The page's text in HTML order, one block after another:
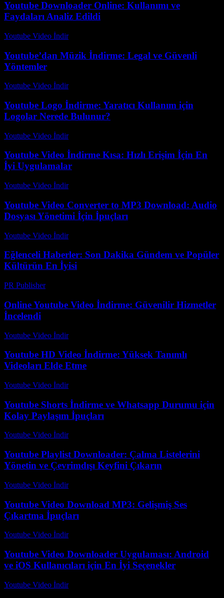
Youtube Downloader Online: Kullanımı ve
Faydaları Analiz Edildi
Youtube Video İndir-
Youtube’dan Müzik İndirme: Legal ve Güvenli
Yöntemler
Youtube Video İndir-
Youtube Logo İndirme: Yaratıcı Kullanım için
Logolar Nerede Bulunur?
Youtube Video İndir-
Youtube Video İndirme Kısa: Hızlı Erişim İçin En
İyi Uygulamalar
Youtube Video İndir-
Youtube Video Converter to MP3 Download: Audio
Dosyası Yönetimi İçin İpuçları
Youtube Video İndir-
Eğlenceli Haberler: Son Dakika Gündem ve Popüler
Kültürün En İyisi
PR Publisher-
Online Youtube Video İndirme: Güvenilir Hizmetler
İncelendi
Youtube Video İndir-
Youtube HD Video İndirme: Yüksek Tanımlı
Videoları Elde Etme
Youtube Video İndir-
Youtube Shorts İndirme ve Whatsapp Durumu için
Kolay Paylaşım İpuçları
Youtube Video İndir-
Youtube Playlist Downloader: Çalma Listelerini
Yönetin ve Çevrimdışı Keyfini Çıkarın
Youtube Video İndir-
Youtube Video Download MP3: Gelişmiş Ses
Çıkartma İpuçları
Youtube Video İndir-
Youtube Video Downloader Uygulaması: Android
ve iOS Kullanıcıları için En İyi Seçenekler
Youtube Video İndir-